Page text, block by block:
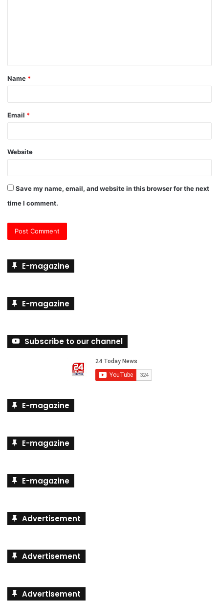
t
*
Name *
Email *
Website
Save my name, email, and website in this browser for the next
time I comment.
E-magazine
E-magazine
Subscribe to our channel
E-magazine
E-magazine
E-magazine
Advertisement
Advertisement
Advertisement